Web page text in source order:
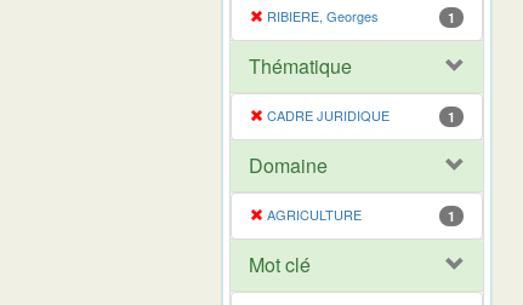
RIBIERE, Georges 1
Thématique
CADRE JURIDIQUE 1
Domaine
AGRICULTURE 1
Mot clé